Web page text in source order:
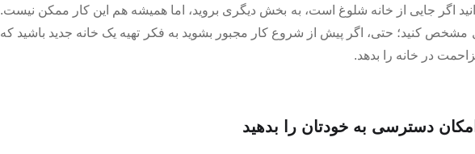
اگر جایی از خانه شلوغ است، به بخش دیگری بروید، اما همیشه هم این کار ممکن نیست.
مشخص کنید؛ حتی، اگر پیش از شروع کار مجبور بشوید به فکر تهیه یک خانه جدید باشید که
در خانه را بدهد.